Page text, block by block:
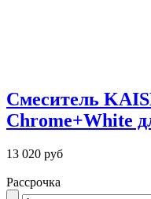
Смеситель
Chrome+White
13 020 руб
Рассрочка